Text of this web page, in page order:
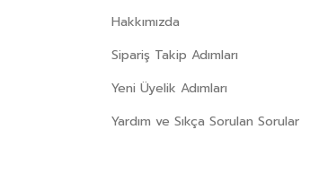
Hakkımızda
Sipariş Takip Adımları
Yeni Üyelik Adımları
Yardım ve Sıkça Sorulan Sorular